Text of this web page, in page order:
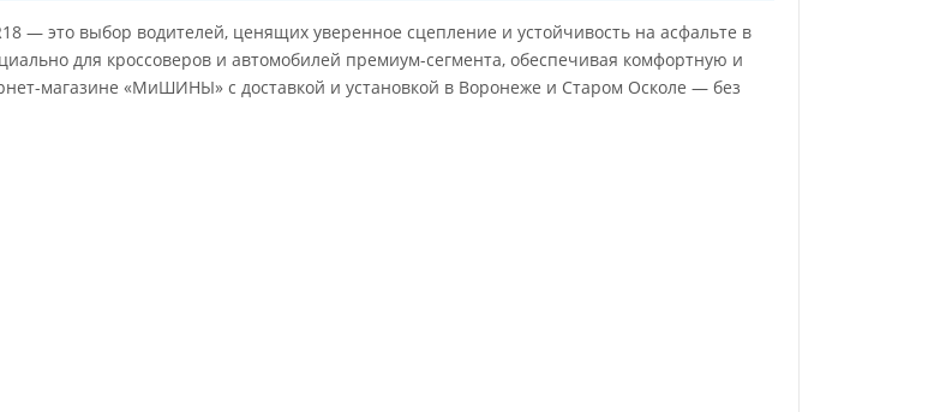
— это выбор водителей, ценящих уверенное сцепление и устойчивость на асфальте в
для кроссоверов и автомобилей премиум-сегмента, обеспечивая комфортную и
магазине «МиШИНЫ» с доставкой и установкой в Воронеже и Старом Осколе — без